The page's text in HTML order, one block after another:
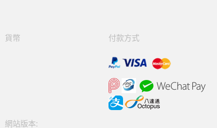
貨幣 付款方式
網站版本: